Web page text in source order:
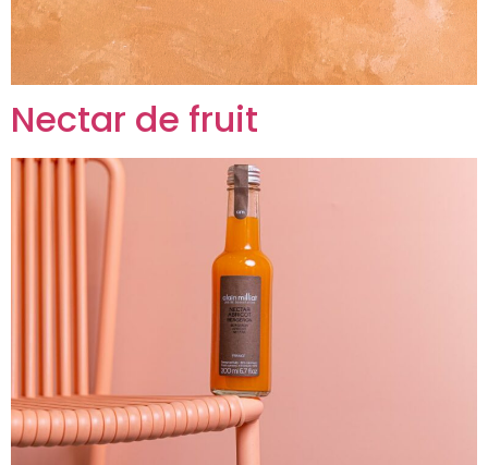
Nectar de fruit